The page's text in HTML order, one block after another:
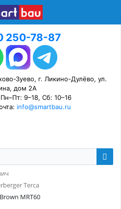
250-78-87
Зуево, г. Ликино-Дулёво, ул.
дом 2А
9–18, Сб: 10–16
info@smartbau.ru
Terca
MRT60